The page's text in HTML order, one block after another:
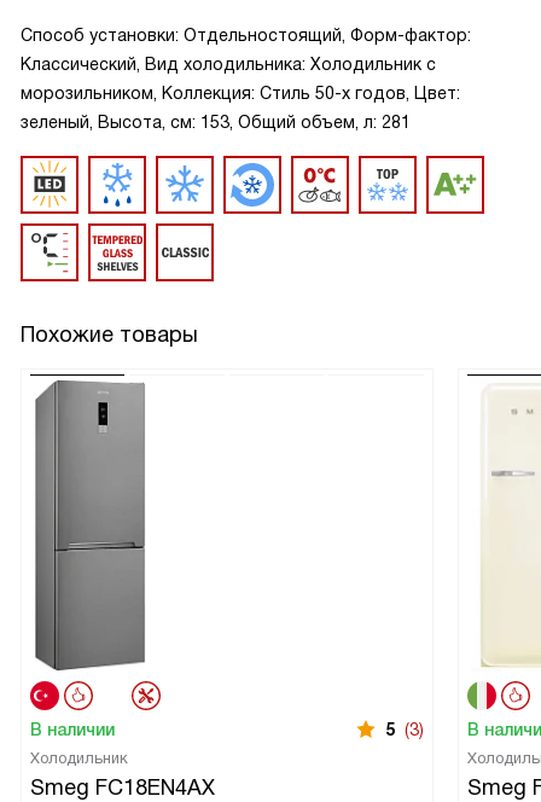
Способ установки: Отдельностоящий, Форм-фактор:
Классический, Вид холодильника: Холодильник с
морозильником, Коллекция: Стиль 50-х годов, Цвет:
зеленый, Высота, см: 153, Общий объем, л: 281
Похожие товары
В наличии 5 (3)
Холодильник
Smeg FC18EN4AX
В
Smeg